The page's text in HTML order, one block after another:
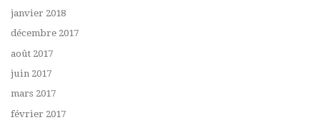
janvier 2018
décembre 2017
août 2017
juin 2017
mars 2017
février 2017